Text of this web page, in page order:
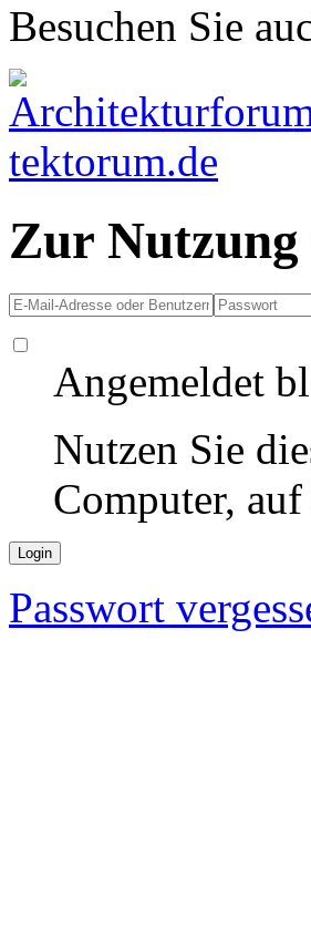
Besuchen Sie
Zur Nutzung
Angemeldet
Nutzen Sie
Computer,
Passwort